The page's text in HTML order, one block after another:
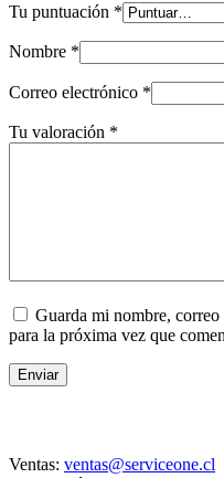
Tu puntuación *
Nombre *
Correo electrónico *
Tu valoración *
Guarda mi nombre,
para la próxima vez que
Enviar
Ventas: ventas@serviceone.cl